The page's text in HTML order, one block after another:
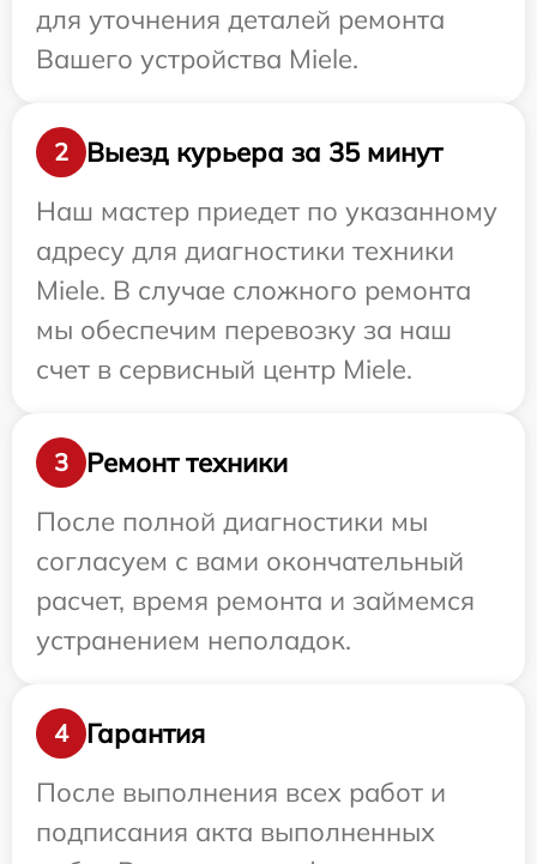
для уточнения деталей ремонта
Вашего устройства Miele.
2
Выезд курьера за 35 минут
Наш мастер приедет по указанному
адресу для диагностики техники
Miele. В случае сложного ремонта
мы обеспечим перевозку за наш
счет в сервисный центр Miele.
3
Ремонт техники
После полной диагностики мы
согласуем с вами окончательный
расчет, время ремонта и займемся
устранением неполадок.
4
Гарантия
После выполнения всех работ и
подписания акта выполненных